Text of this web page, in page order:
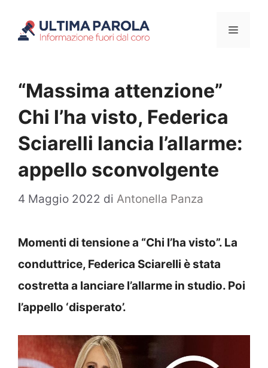
Menu
“Massima attenzione”
Chi l’ha visto, Federica
Sciarelli lancia l’allarme:
appello sconvolgente
4 Maggio 2022 di Antonella Panza
Momenti di tensione a “Chi l’ha visto”. La
conduttrice, Federica Sciarelli è stata
costretta a lanciare l’allarme in studio. Poi
l’appello ‘disperato’.